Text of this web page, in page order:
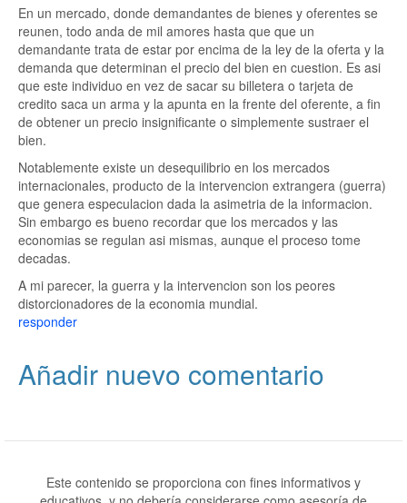
En un mercado, donde demandantes de bienes y oferentes se
reunen, todo anda de mil amores hasta que que un
demandante trata de estar por encima de la ley de la oferta y la
demanda que determinan el precio del bien en cuestion. Es asi
que este individuo en vez de sacar su billetera o tarjeta de
credito saca un arma y la apunta en la frente del oferente, a fin
de obtener un precio insignificante o simplemente sustraer el
bien.
Notablemente existe un desequilibrio en los mercados
internacionales, producto de la intervencion extrangera (guerra)
que genera especulacion dada la asimetria de la informacion.
Sin embargo es bueno recordar que los mercados y las
economias se regulan asi mismas, aunque el proceso tome
decadas.
A mi parecer, la guerra y la intervencion son los peores
distorcionadores de la economia mundial.
responder
Añadir nuevo comentario
Este contenido se proporciona con fines informativos y